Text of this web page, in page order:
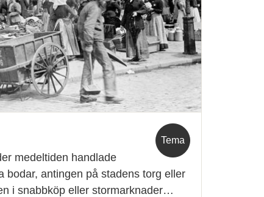
Tema
medeltiden handlade
bodar, antingen på stadens torg eller
i snabbköp eller stormarknader…